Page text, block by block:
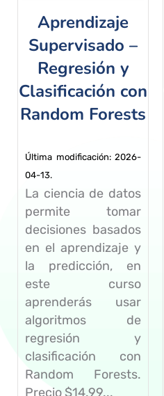
Aprendizaje
Supervisado –
Regresión y
Clasificación con
Random Forests
Última modificación: 2026-
04-13.
La ciencia de datos
permite tomar
decisiones basados
en el aprendizaje y
la predicción, en
este curso
aprenderás usar
algoritmos de
regresión y
clasificación con
Random Forests.
Precio $14.99...